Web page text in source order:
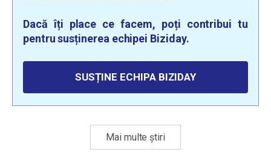
Dacă îți place ce facem, poți contribui tu
pentru susținerea echipei Biziday.
SUSȚINE ECHIPA BIZIDAY
Mai multe știri